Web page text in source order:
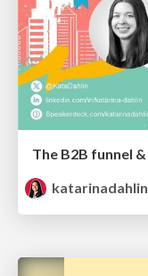
katarinadahlin